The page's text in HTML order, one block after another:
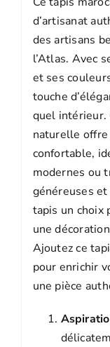
d’artisanat
des artisans
l’Atlas. Avec
et ses
touche
quel intérieur.
naturelle
confortable,
modernes ou
généreuses
tapis un choix
une
Ajoutez ce
pour enrichir
une pièce